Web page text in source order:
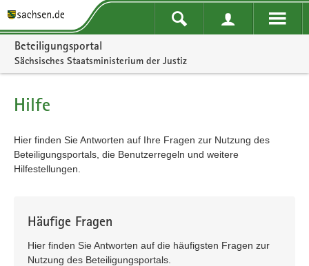
Portalnavigation
Beteiligungsportal
Sächsisches Staatsministerium der Justiz
Hilfe
Hier finden Sie Antworten auf Ihre Fragen zur Nutzung des
Beteiligungsportals, die Benutzerregeln und weitere
Hilfestellungen.
Häufige Fragen
Hier finden Sie Antworten auf die häufigsten Fragen zur
Nutzung des Beteiligungsportals.